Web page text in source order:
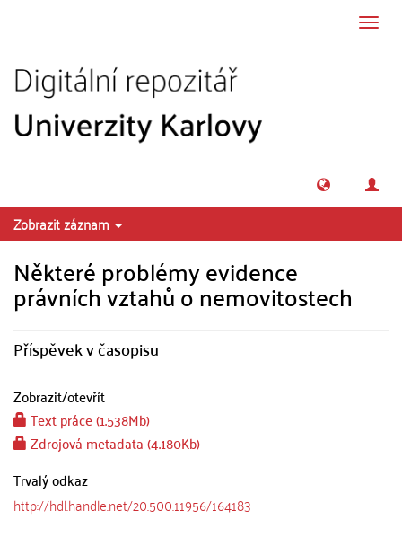
Zobrazit záznam
Některé problémy evidence
právních vztahů o nemovitostech
Příspěvek v časopisu
Zobrazit/otevřít
Text práce (1.538Mb)
Zdrojová metadata (4.180Kb)
Trvalý odkaz
http://hdl.handle.net/20.500.11956/164183